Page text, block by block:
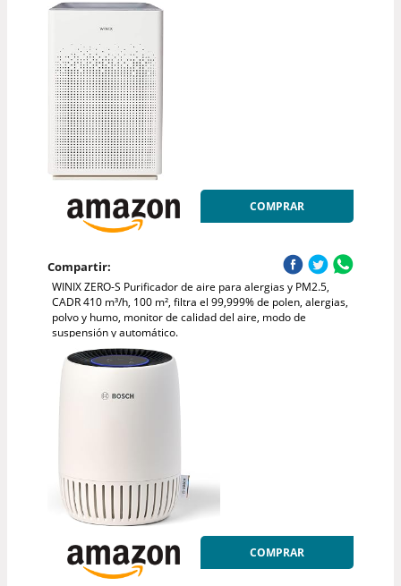
COMPRAR
Compartir:
WINIX ZERO-S Purificador de aire para alergias y PM2.5,
CADR 410 m³/h, 100 m², filtra el 99,999% de polen, alergias,
polvo y humo, monitor de calidad del aire, modo de
suspensión y automático.
COMPRAR